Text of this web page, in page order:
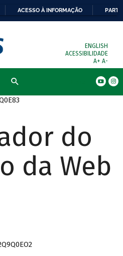
ACESSO À INFORMAÇÃO
ENGLISH
ACESSIBILIDADE
A+ A-
do
da Web